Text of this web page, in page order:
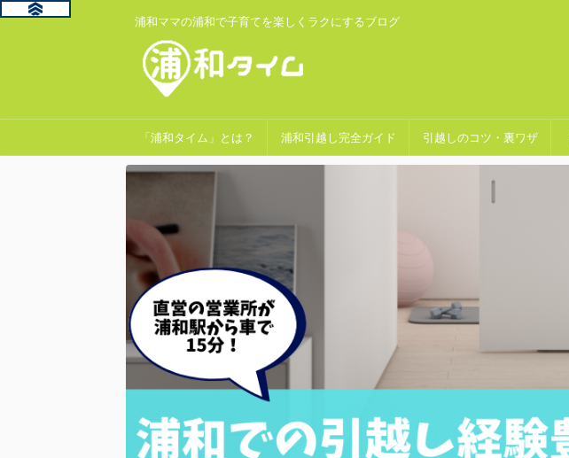
浦和ママの浦和で子育てを楽しくラクにするブログ
「浦和タイム」とは？ 浦和引越し完全ガイド 引越しのコツ・裏ワザ